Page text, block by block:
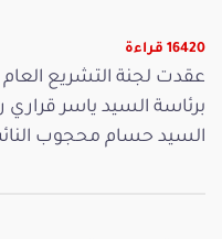
16420 قراءة
برئاسة السيد ياسر
السيد حسام محجوب